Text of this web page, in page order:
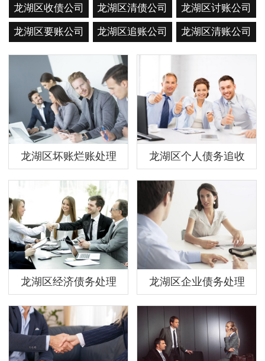
龙湖区收债公司 龙湖区清债公司 龙湖区讨账公司
龙湖区要账公司 龙湖区追账公司 龙湖区清账公司
龙湖区坏账烂账处理 龙湖区个人债务追收
龙湖区经济债务处理 龙湖区企业债务处理